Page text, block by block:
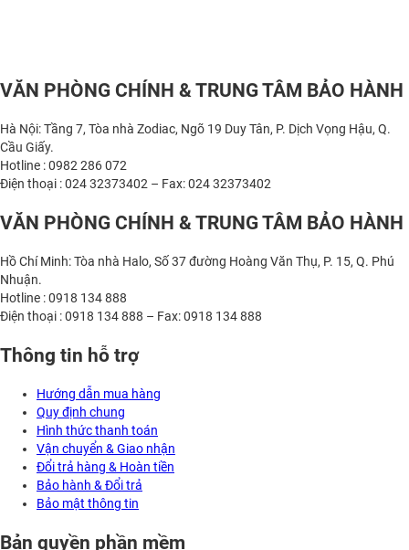
VĂN PHÒNG CHÍNH & TRUNG TÂM BẢO HÀNH
Hà Nội: Tầng 7, Tòa nhà Zodiac, Ngõ 19 Duy Tân, P. Dịch Vọng Hậu, Q.
Cầu Giấy.
Hotline : 0982 286 072
Điện thoại : 024 32373402 – Fax: 024 32373402
VĂN PHÒNG CHÍNH & TRUNG TÂM BẢO HÀNH
Hồ Chí Minh: Tòa nhà Halo, Số 37 đường Hoàng Văn Thụ, P. 15, Q. Phú
Nhuận.
Hotline : 0918 134 888
Điện thoại : 0918 134 888 – Fax: 0918 134 888
Thông tin hỗ trợ
Hướng dẫn mua hàng
Quy định chung
Hình thức thanh toán
Vận chuyển & Giao nhận
Đổi trả hàng & Hoàn tiền
Bảo hành & Đổi trả
Bảo mật thông tin
Bản quyền phần mềm